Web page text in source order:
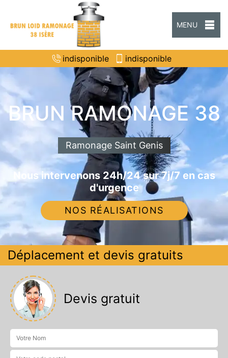
MENU
indisponible indisponible
BRUN RAMONAGE 38
Ramonage Saint Genis
Nous intervenons 24h/24 sur 7j/7 en cas
d'urgence
NOS RÉALISATIONS
Déplacement et devis gratuits
Devis gratuit